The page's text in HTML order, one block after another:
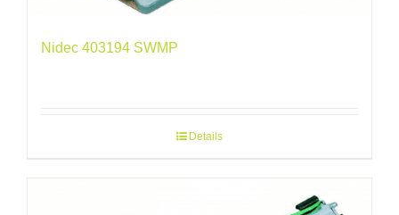
Nidec 403194 SWMP
Details